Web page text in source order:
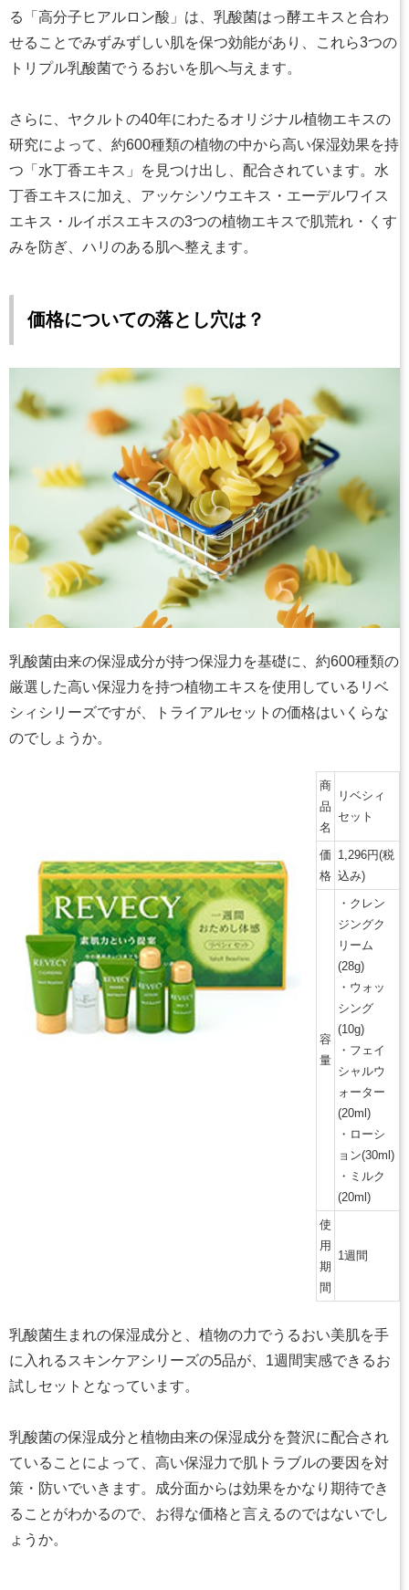
る「高分子ヒアルロン酸」は、乳酸菌はっ酵エキスと合わ
せることでみずみずしい肌を保つ効能があり、これら3つの
トリプル乳酸菌でうるおいを肌へ与えます。
さらに、ヤクルトの40年にわたるオリジナル植物エキスの
研究によって、約600種類の植物の中から高い保湿効果を持
つ「水丁香エキス」を見つけ出し、配合されています。水
丁香エキスに加え、アッケシソウエキス・エーデルワイス
エキス・ルイボスエキスの3つの植物エキスで肌荒れ・くす
みを防ぎ、ハリのある肌へ整えます。
価格についての落とし穴は？
乳酸菌由来の保湿成分が持つ保湿力を基礎に、約600種類の
厳選した高い保湿力を持つ植物エキスを使用しているリベ
シィシリーズですが、トライアルセットの価格はいくらな
のでしょうか。
商
品
名
リベシィ
セット
価
格
1,296円(税
込み)
容
量
・クレン
ジングク
リーム
(28g)
・ウォッ
シング
(10g)
・フェイ
シャルウ
ォーター
(20ml)
・ローシ
ョン(30ml)
・ミルク
(20ml)
使
用
期
間
1週間
乳酸菌生まれの保湿成分と、植物の力でうるおい美肌を手
に入れるスキンケアシリーズの5品が、1週間実感できるお
試しセットとなっています。
乳酸菌の保湿成分と植物由来の保湿成分を贅沢に配合され
ていることによって、高い保湿力で肌トラブルの要因を対
策・防いでいきます。成分面からは効果をかなり期待でき
ることがわかるので、お得な価格と言えるのではないでし
ょうか。